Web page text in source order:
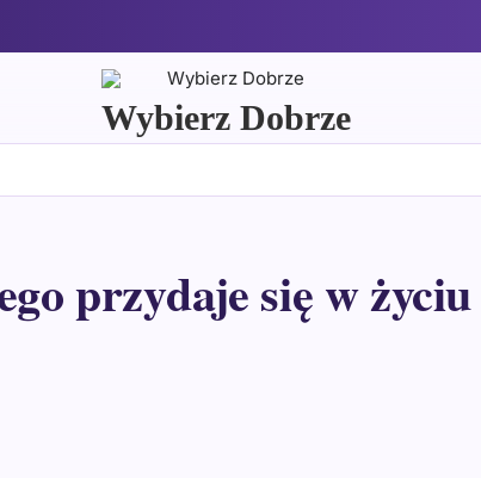
Wybierz Dobrze
przydaje się w życiu